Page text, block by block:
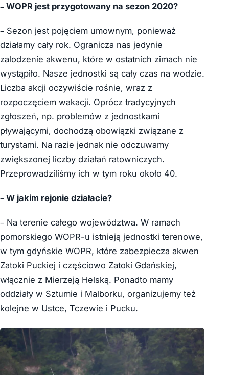
– WOPR jest przygotowany na sezon 2020?
– Sezon jest pojęciem umownym, ponieważ
działamy cały rok. Ogranicza nas jedynie
zalodzenie akwenu, które w ostatnich zimach nie
wystąpiło. Nasze jednostki są cały czas na wodzie.
Liczba akcji oczywiście rośnie, wraz z
rozpoczęciem wakacji. Oprócz tradycyjnych
zgłoszeń, np. problemów z jednostkami
pływającymi, dochodzą obowiązki związane z
turystami. Na razie jednak nie odczuwamy
zwiększonej liczby działań ratowniczych.
Przeprowadziliśmy ich w tym roku około 40.
– W jakim rejonie działacie?
– Na terenie całego województwa. W ramach
pomorskiego WOPR-u istnieją jednostki terenowe,
w tym gdyńskie WOPR, które zabezpiecza akwen
Zatoki Puckiej i częściowo Zatoki Gdańskiej,
włącznie z Mierzeją Helską. Ponadto mamy
oddziały w Sztumie i Malborku, organizujemy też
kolejne w Ustce, Tczewie i Pucku.